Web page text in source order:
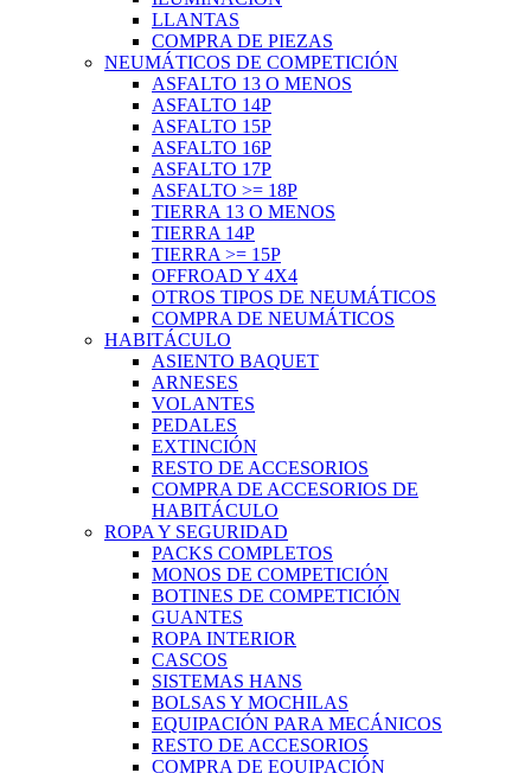
LLANTAS
COMPRA DE PIEZAS
NEUMÁTICOS DE COMPETICIÓN
ASFALTO 13 O MENOS
ASFALTO 14P
ASFALTO 15P
ASFALTO 16P
ASFALTO 17P
ASFALTO >= 18P
TIERRA 13 O MENOS
TIERRA 14P
TIERRA >= 15P
OFFROAD Y 4X4
OTROS TIPOS DE NEUMÁTICOS
COMPRA DE NEUMÁTICOS
HABITÁCULO
ASIENTO BAQUET
ARNESES
VOLANTES
PEDALES
EXTINCIÓN
RESTO DE ACCESORIOS
COMPRA DE ACCESORIOS DE
HABITÁCULO
ROPA Y SEGURIDAD
PACKS COMPLETOS
MONOS DE COMPETICIÓN
BOTINES DE COMPETICIÓN
GUANTES
ROPA INTERIOR
CASCOS
SISTEMAS HANS
BOLSAS Y MOCHILAS
EQUIPACIÓN PARA MECÁNICOS
RESTO DE ACCESORIOS
COMPRA DE EQUIPACIÓN